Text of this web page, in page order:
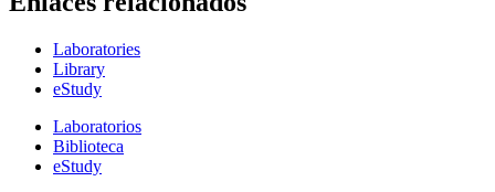
Laboratories
Library
eStudy
Laboratorios
Biblioteca
eStudy